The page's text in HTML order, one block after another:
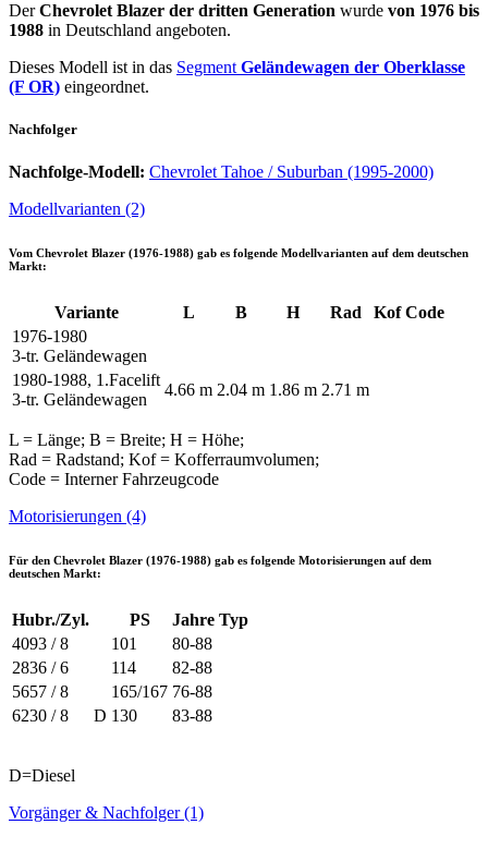
DerChevrolet Blazer der dritten Generation wurde von 1976 bis
1988 in Deutschland angeboten.
Dieses Modell ist in das Segment Geländewagen der Oberklasse
(F OR) eingeordnet.
Nachfolger
Nachfolge-Modell: Chevrolet Tahoe / Suburban (1995-2000)
Modellvarianten (2)
Vom Chevrolet Blazer (1976-1988) gab es folgende Modellvarianten auf dem deutschen
Markt:
Variante L B H Rad Kof Code
1976-1980
3-tr. Geländewagen
1980-1988, 1.Facelift
3-tr. Geländewagen
4.66 m 2.04 m 1.86 m 2.71 m
L = Länge; B = Breite; H = Höhe;
Rad = Radstand; Kof = Kofferraumvolumen;
Code = Interner Fahrzeugcode
Motorisierungen (4)
Für den Chevrolet Blazer (1976-1988) gab es folgende Motorisierungen auf dem
deutschen Markt:
Hubr./Zyl. PS Jahre Typ
4093 / 8
101
80-88
2836 / 6
114
82-88
5657 / 8
165/167 76-88
6230 / 8
D 130 83-88
D=Diesel
Vorgänger & Nachfolger (1)